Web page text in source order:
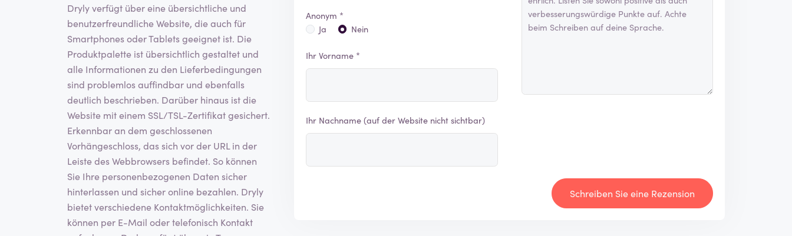
Dryly verfügt über eine übersichtliche und
benutzerfreundliche Website, die auch für
Smartphones oder Tablets geeignet ist. Die
Produktpalette ist übersichtlich gestaltet und
alle Informationen zu den Lieferbedingungen
sind problemlos auffindbar und ebenfalls
deutlich beschrieben. Darüber hinaus ist die
Website mit einem SSL/TSL-Zertifikat gesichert.
Erkennbar an dem geschlossenen
Vorhängeschloss, das sich vor der URL in der
Leiste des Webbrowsers befindet. So können
Sie Ihre personenbezogenen Daten sicher
hinterlassen und sicher online bezahlen. Dryly
bietet verschiedene Kontaktmöglichkeiten. Sie
können per E-Mail oder telefonisch Kontakt
Anonym *
Ja
Nein
Ihr Vorname *
Ihr Nachname (auf der Website nicht sichtbar)
Schreiben Sie eine Rezension